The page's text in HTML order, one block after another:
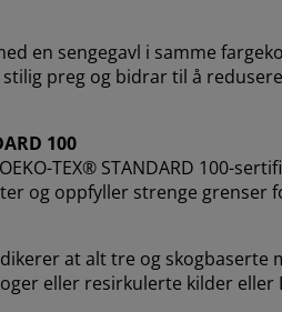
en sengegavl i samme
preg og bidrar til å
100
TEX® STANDARD 100-
og oppfyller strenge grenser
at alt tre og
eller resirkulerte kilder